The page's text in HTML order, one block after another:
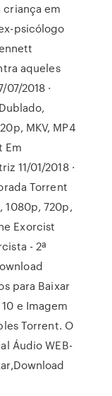
em
psicólogo
aqueles
2018 ·
MKV, MP4
Em
11/01/2018 ·
Torrent
1080p, 720p,
Exorcist
- 2ª
para Baixar
e Imagem
Torrent. O
Áudio WEB-